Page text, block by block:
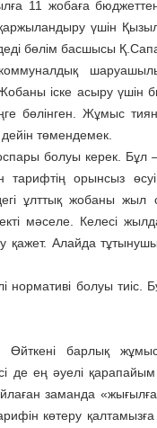
11 жобаға
үшін
бөлім басшысы
іске асыру үшін
Жұмыс
төмендемек.
болуы керек. Бұл
тарифтің орынсыз
ұлттық жобаны жыл
мәселе. Келесі
қажет. Алайда
болуы тиіс.
Өйткені барлық
де ең әуелі қарапайым
заманда
көтеру қалтамызға